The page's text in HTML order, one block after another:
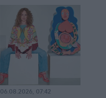
06.08.2026, 07:42